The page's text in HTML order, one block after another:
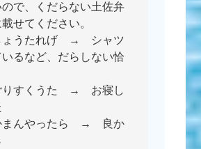
で、くだらない土佐弁
せてください。
うたれげ → シャツ
るなど、だらしない恰
すくうた → お寝し
んやったら → 良か